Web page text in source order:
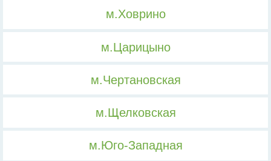
м.Ховрино
м.Царицыно
м.Чертановская
м.Щелковская
м.Юго-Западная